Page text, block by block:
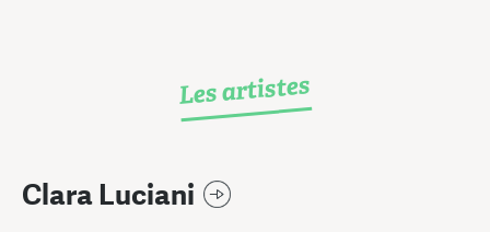
Les artistes
Clara Luciani